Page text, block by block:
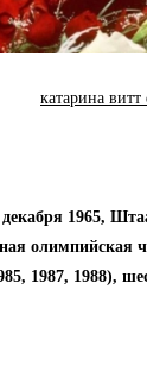
катарина витт
1965,
олимпийская
, 1987, 1988),